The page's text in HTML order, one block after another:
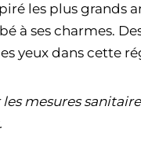
les plus grands
à ses charmes.
yeux dans cette
mesures